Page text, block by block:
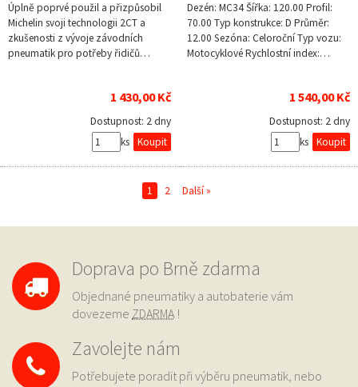
Úplně poprvé použil a přizpůsobil
Michelin svoji technologii 2CT a
zkušenosti z vývoje závodních
pneumatik pro potřeby řidičů…
1 430,00 Kč
Dostupnost: 2 dny
ks
Dezén: MC34 Šířka: 120.00 Profil:
70.00 Typ konstrukce: D Průměr:
12.00 Sezóna: Celoroční Typ vozu:
Motocyklové Rychlostní index:…
1 540,00 Kč
Dostupnost: 2 dny
ks
1 2 Další »
Doprava po Brně zdarma
Objednané pneumatiky a autobaterie vám
dovezeme ZDARMA !
Zavolejte nám
Potřebujete poradit při výběru pneumatik, nebo